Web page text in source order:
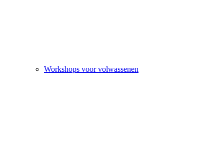
Workshops voor volwassenen